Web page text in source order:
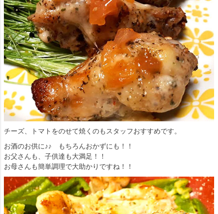
チーズ、トマトをのせて焼くのもスタッフおすすめです。
お酒のお供に♪♪ もちろんおかずにも！！
お父さんも、子供達も大満足！！
お母さんも簡単調理で大助かりですね！！